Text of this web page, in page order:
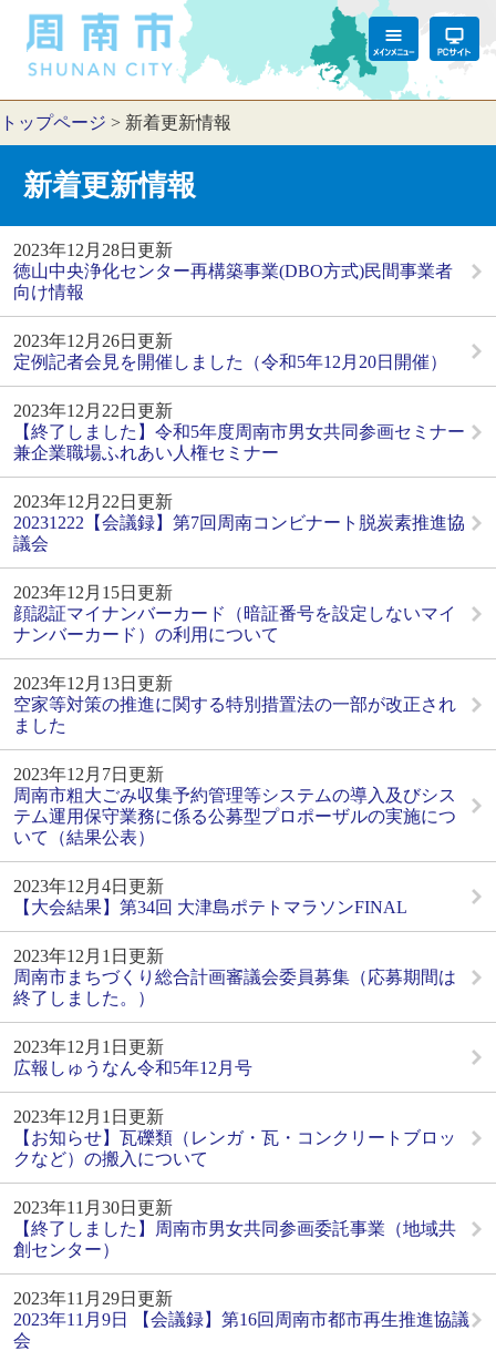
トップページ > 新着更新情報
新着更新情報
2023年12月28日更新
徳山中央浄化センター再構築事業(DBO方式)民間事業者
向け情報
2023年12月26日更新
定例記者会見を開催しました（令和5年12月20日開催）
2023年12月22日更新
【終了しました】令和5年度周南市男女共同参画セミナー
兼企業職場ふれあい人権セミナー
2023年12月22日更新
20231222【会議録】第7回周南コンビナート脱炭素推進協
議会
2023年12月15日更新
顔認証マイナンバーカード（暗証番号を設定しないマイ
ナンバーカード）の利用について
2023年12月13日更新
空家等対策の推進に関する特別措置法の一部が改正され
ました
2023年12月7日更新
周南市粗大ごみ収集予約管理等システムの導入及びシス
テム運用保守業務に係る公募型プロポーザルの実施につ
いて（結果公表）
2023年12月4日更新
【大会結果】第34回 大津島ポテトマラソンFINAL
2023年12月1日更新
周南市まちづくり総合計画審議会委員募集（応募期間は
終了しました。）
2023年12月1日更新
広報しゅうなん令和5年12月号
2023年12月1日更新
【お知らせ】瓦礫類（レンガ・瓦・コンクリートブロッ
クなど）の搬入について
2023年11月30日更新
【終了しました】周南市男女共同参画委託事業（地域共
創センター）
2023年11月29日更新
2023年11月9日 【会議録】第16回周南市都市再生推進協議
会